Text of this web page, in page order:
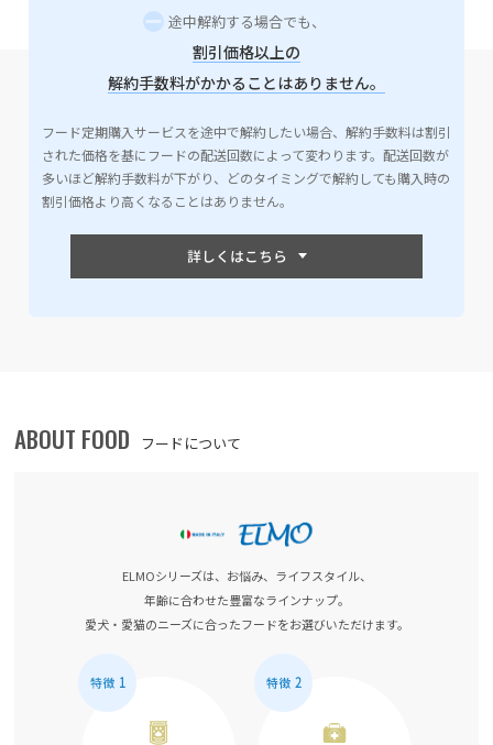
途中解約する場合でも、
割引価格以上の
解約手数料がかかることはありません。
フード定期購入サービスを途中で解約したい場合、解約手数料は割引
された価格を基にフードの配送回数によって変わります。配送回数が
多いほど解約手数料が下がり、どのタイミングで解約しても購入時の
割引価格より高くなることはありません。
ABOUT FOOD フードについて
ELMOシリーズは、お悩み、ライフスタイル、
年齢に合わせた豊富なラインナップ。
愛犬・愛猫のニーズに合ったフードをお選びいただけます。